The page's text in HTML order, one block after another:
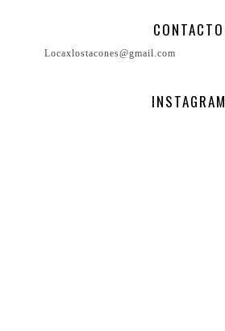
CONTACTO
Locaxlostacones@gmail.com
INSTAGRAM